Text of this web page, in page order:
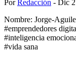
PorRedacción - Dic
Nombre: Jorge-
#emprendedores
#inteligencia
#vida sana